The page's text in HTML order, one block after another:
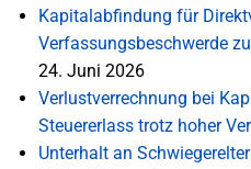
Kapitalabfindung für
Verfassungsbeschwerde
24. Juni 2026
Verlustverrechnung bei
Steuererlass trotz hoher
Unterhalt an